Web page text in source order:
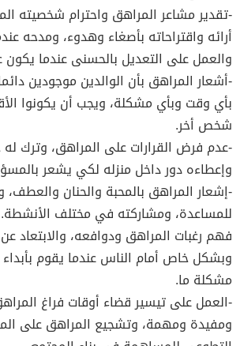
-تقدير مشاعر المراهق واحترام شخصيته
أرائه واقتراحاته بأصغاء وهدوء، ومدحه
والعمل على التعديل بالحسنى عندما
-أشعار المراهق بأن الوالدين موجودين
بأي وقت وبأي مشكلة، ويجب أن يكونوا
شخص أخر.
-عدم فرض القرارات على المراهق، وترك له
وإعطاءه دور داخل منزله لكي يشعر
-إشعار المراهق بالمحبة والحنان
للمساعدة، ومشاركته في مختلف الأنشطة.
فهم رغبات المراهق ودوافعه، والابتعاد
وبشكل خاص أمام الناس عندما يقوم بأبداء
مشكلة ما.
-العمل على تيسير قضاء أوقات فراغ
ومفيدة ومهمة، وتشجيع المراهق على